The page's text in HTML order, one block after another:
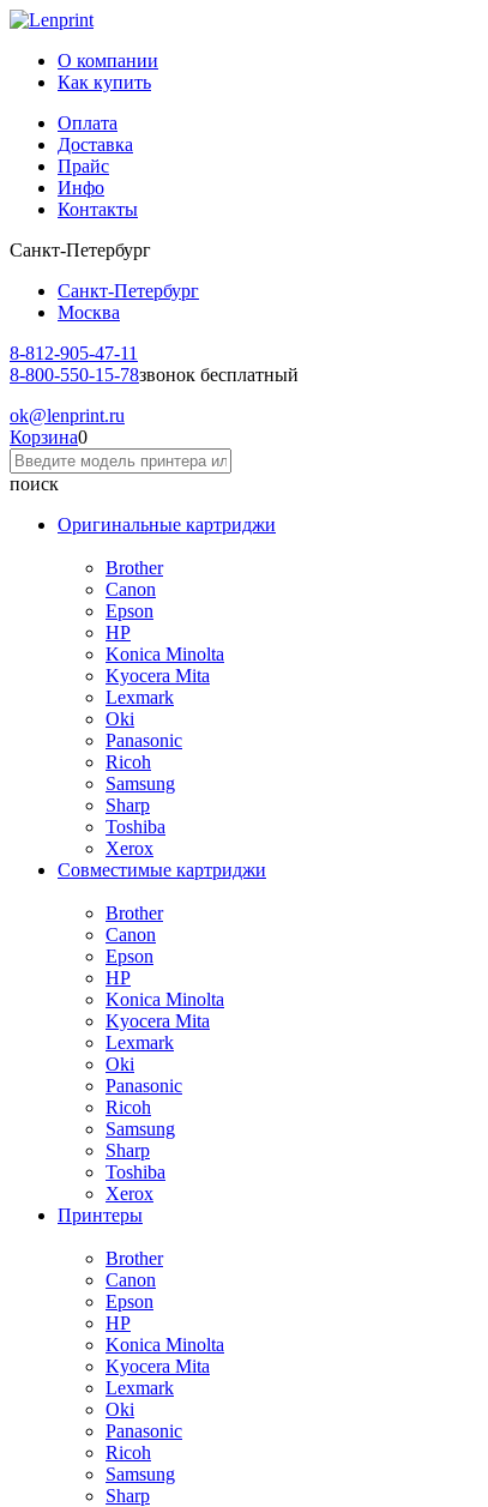
О компании
Как купить
Оплата
Доставка
Прайс
Инфо
Контакты
Санкт-Петербург
Санкт-Петербург
Москва
8-812-905-47-11
8-800-550-15-78звонок бесплатный
ok@lenprint.ru
Корзина0
поиск
Оригинальные картриджи
Brother
Canon
Epson
HP
Konica Minolta
Kyocera Mita
Lexmark
Oki
Panasonic
Ricoh
Samsung
Sharp
Toshiba
Xerox
Совместимые картриджи
Brother
Canon
Epson
HP
Konica Minolta
Kyocera Mita
Lexmark
Oki
Panasonic
Ricoh
Samsung
Sharp
Toshiba
Xerox
Принтеры
Brother
Canon
Epson
HP
Konica Minolta
Kyocera Mita
Lexmark
Oki
Panasonic
Ricoh
Samsung
Sharp